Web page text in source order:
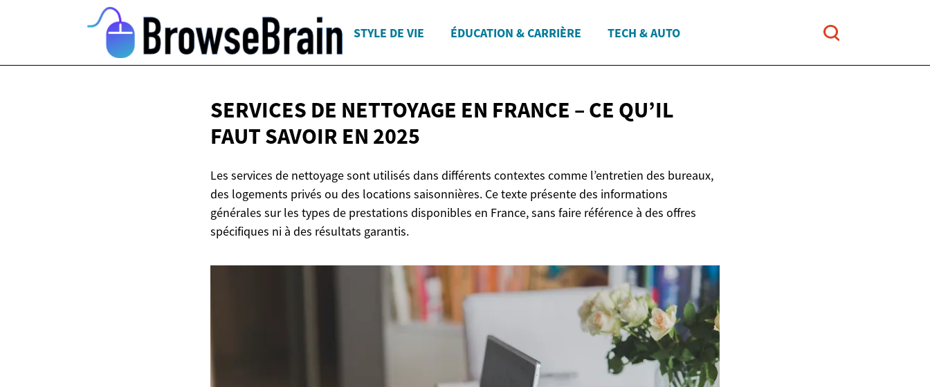
STYLE DE VIE ÉDUCATION & CARRIÈRE TECH & AUTO
SERVICES DE NETTOYAGE EN FRANCE – CE QU’IL
FAUT SAVOIR EN 2025
Les services de nettoyage sont utilisés dans différents contextes comme l’entretien des bureaux,
des logements privés ou des locations saisonnières. Ce texte présente des informations
générales sur les types de prestations disponibles en France, sans faire référence à des offres
spécifiques ni à des résultats garantis.